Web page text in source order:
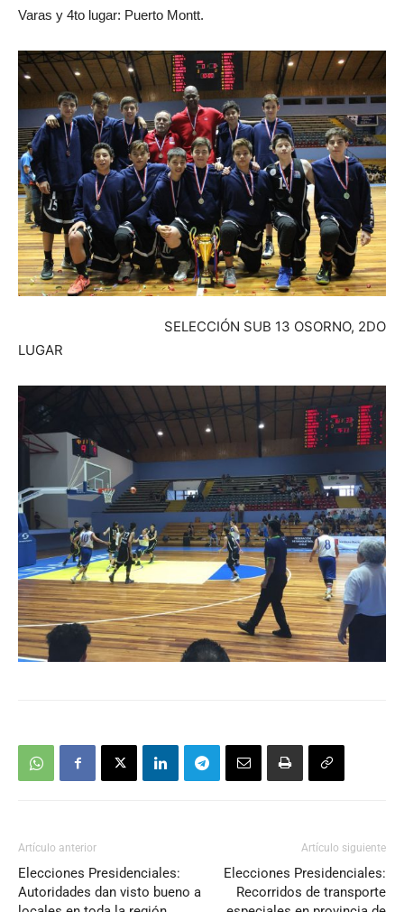
Varas y 4to lugar: Puerto Montt.
SELECCIÓN SUB 13 OSORNO, 2DO
LUGAR
Artículo anterior
Elecciones Presidenciales:
Autoridades dan visto bueno a
Artículo siguiente
Elecciones Presidenciales:
Recorridos de transporte